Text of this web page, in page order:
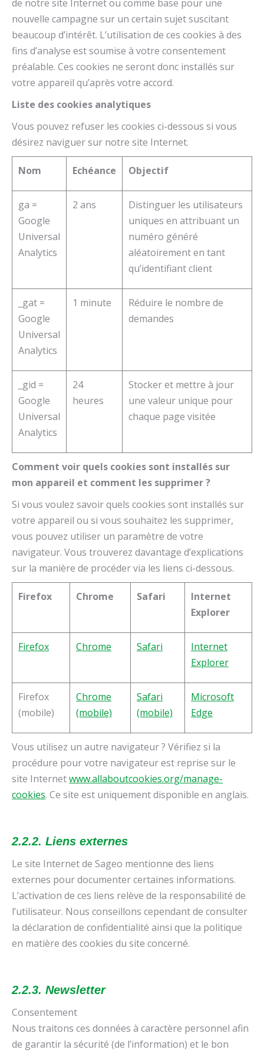
de notre site Internet ou comme base pour une
nouvelle campagne sur un certain sujet suscitant
beaucoup d’intérêt. L’utilisation de ces cookies à des
fins d’analyse est soumise à votre consentement
préalable. Ces cookies ne seront donc installés sur
votre appareil qu’après votre accord.
Liste des cookies analytiques
Vous pouvez refuser les cookies ci-dessous si vous
désirez naviguer sur notre site Internet.
Nom Echéance Objectif
ga =
Google
Universal
Analytics
2 ans
Distinguer les utilisateurs
uniques en attribuant un
numéro généré
aléatoirement en tant
qu’identifiant client
_gat =
Google
Universal
Analytics
1 minute
Réduire le nombre de
demandes
_gid =
Google
Universal
Analytics
24
heures
Stocker et mettre à jour
une valeur unique pour
chaque page visitée
Comment voir quels cookies sont installés sur
mon appareil et comment les supprimer ?
Si vous voulez savoir quels cookies sont installés sur
votre appareil ou si vous souhaitez les supprimer,
vous pouvez utiliser un paramètre de votre
navigateur. Vous trouverez davantage d’explications
sur la manière de procéder via les liens ci-dessous.
Firefox Chrome Safari
Internet
Explorer
Firefox Chrome Safari
Internet
Explorer
Firefox
(mobile)
Chrome
(mobile)
Safari
(mobile)
Microsoft
Edge
Vous utilisez un autre navigateur ? Vérifiez si la
procédure pour votre navigateur est reprise sur le
site Internetwww.allaboutcookies.org/manage-
cookies. Ce site est uniquement disponible en anglais.
2.2.2. Liens externes
Le site Internet de Sageo mentionne des liens
externes pour documenter certaines informations.
L’activation de ces liens relève de la responsabilité de
l’utilisateur. Nous conseillons cependant de consulter
la déclaration de confidentialité ainsi que la politique
en matière des cookies du site concerné.
2.2.3. Newsletter
Consentement
Nous traitons ces données à caractère personnel afin
de garantir la sécurité (de l’information) et le bon